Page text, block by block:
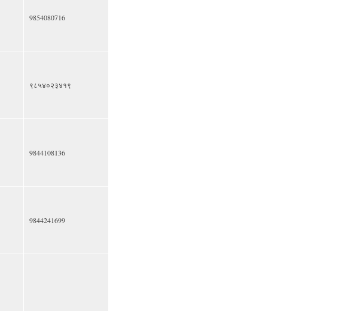
9854080716
९८५४०२३४१९
9844108136
9844241699